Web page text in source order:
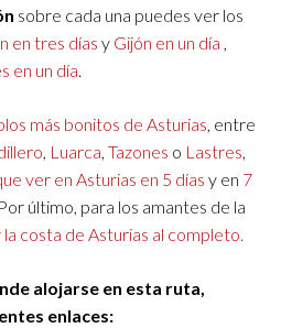
sobre cada una puedes ver los
en tres días y Gijón en un día
en un día
más bonitos de Asturias , entre
Luarca Tazones o Lastres
ver en Asturias en 5 días y en 7
. Por último, para los amantes de la
costa de Asturias al completo.
alojarse en esta ruta,
enlaces: